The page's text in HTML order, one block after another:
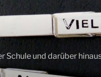
Schule und darüber